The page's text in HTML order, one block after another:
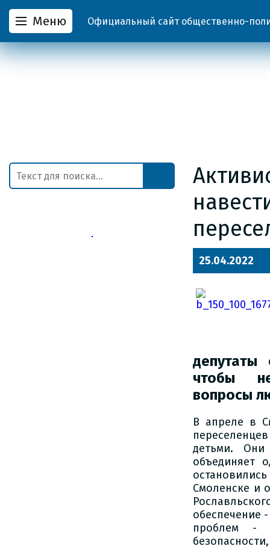
Меню Официальный сайт общественно-
25.04.2022
депутаты
чтобы
вопросы
В апреле в
детьми.
объединяет
Смоленске и
обеспечение
проблем -